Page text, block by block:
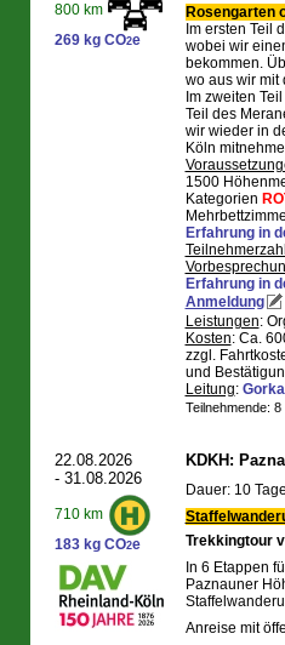
800 km
269 kg CO2e
Rosengarten
Im ersten Teil
wobei wir
bekommen.
wo aus wir mit
Im zweiten
Teil des
wir wieder in
Köln
1500
Kategorien
Erfahrung in
Erfahrung in
Anmeldung
Leistungen:
Kosten: Ca.
zzgl.
und
Leitung:
Teilnehmende:
22.08.2026
- 31.08.2026
710 km
183 kg CO2e
KDKH:
Dauer: 10
Trekkingtour
In 6 Etappen
Paznauner
Anreise mit